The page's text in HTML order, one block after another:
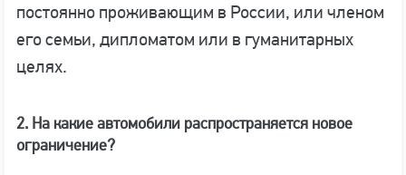
постоянно проживающим в России, или членом
его семьи, дипломатом или в гуманитарных
целях.
2. На какие автомобили распространяется новое
ограничение?